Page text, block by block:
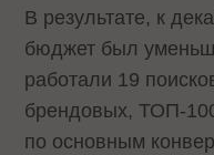
В результате, к
бюджет был
работали 19
брендовых, ТОП-
по основным